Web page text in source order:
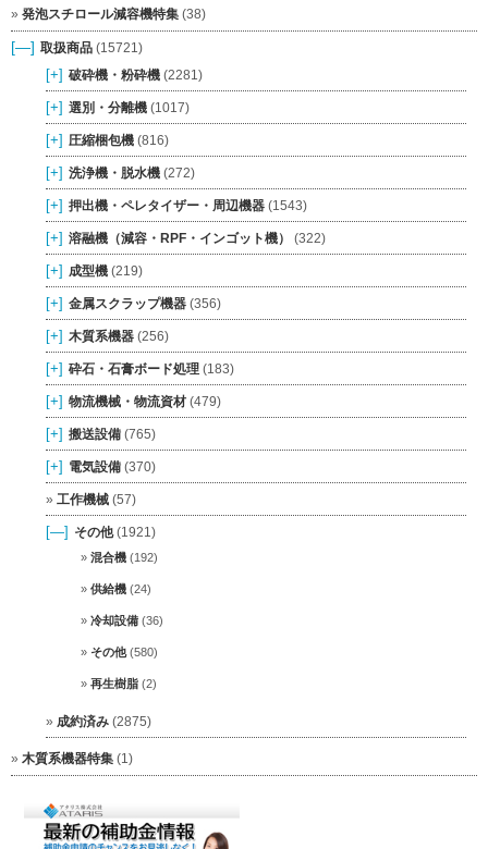
発泡スチロール減容機特集 (38)
[—] 取扱商品 (15721)
[+] 破砕機・粉砕機 (2281)
[+] 選別・分離機 (1017)
[+] 圧縮梱包機 (816)
[+] 洗浄機・脱水機 (272)
[+] 押出機・ペレタイザー・周辺機器 (1543)
[+] 溶融機（減容・RPF・インゴット機） (322)
[+] 成型機 (219)
[+] 金属スクラップ機器 (356)
[+] 木質系機器 (256)
[+] 砕石・石膏ボード処理 (183)
[+] 物流機械・物流資材 (479)
[+] 搬送設備 (765)
[+] 電気設備 (370)
工作機械 (57)
[—] その他(1921)
混合機 (192)
供給機 (24)
冷却設備 (36)
その他(580)
再生樹脂 (2)
成約済み (2875)
木質系機器特集 (1)